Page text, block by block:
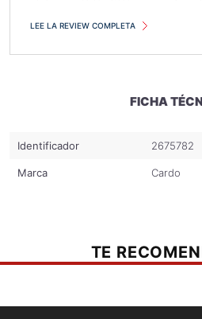
LEE LA REVIEW COMPLETA
FICHA
Identificador 2675782
Marca Cardo
TE